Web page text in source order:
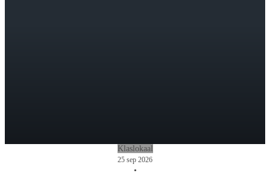
Klaslokaal
25 sep 2026
•